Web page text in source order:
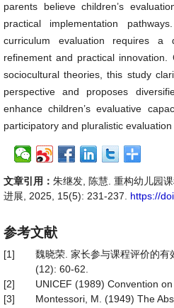
parents believe children’s
practical implementation
curriculum evaluation requires a
refinement and practical
sociocultural theories, this study
perspective and proposes
enhance children’s evaluative
participatory and pluralistic evaluation
文章引用： 朱继发, 陈慧. 重构幼儿园
进展, 2025, 15(5): 231-237. https://
参考文献
[1]
魏晓荣. 家长参与课程评价的
(12): 60-62.
[2]
UNICEF (1989) Convention
[3]
Montessori, M. (1949) The